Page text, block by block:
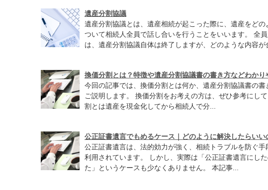
遺産分割協議
遺産分割協議とは、遺産相続が起こった際に、遺産をどの
ついて相続人全員で話し合いを行うことをいいます。 全
は、遺産分割協議自体は終了しますが、どのような内容が
換価分割とは？特徴や遺産分割協議書の書き方などわかり
今回の記事では、換価分割とは何か、遺産分割協議書の書
ご説明します。 換価分割をお考えの方は、ぜひ参考にし
割とは遺産を現金化してから相続人で分...
公正証書遺言でもめるケース｜どのように解決したらいい
公正証書遺言は、法的効力が強く、相続トラブルを防ぐ手
利用されています。 しかし、実際は「公正証書遺言にし
た」というケースも少なくありません。 本記事...